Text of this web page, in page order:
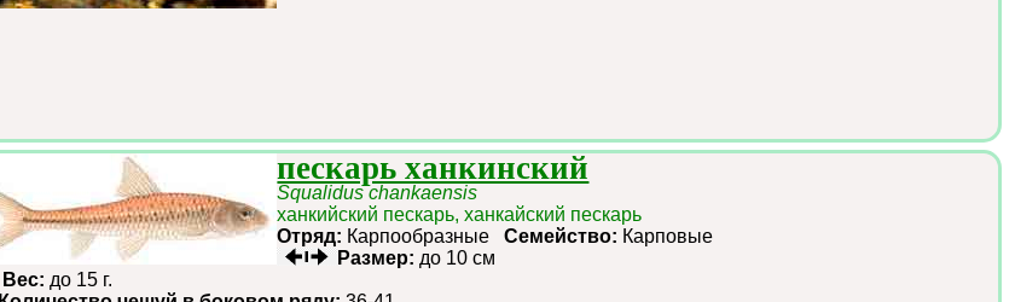
пескарь ханкинский
Squalidus chankaensis
ханкийский пескарь, ханкайский пескарь
Отряд: КарпообразныеСемейство: Карповые
Размер: до 10 см
Вес: до 15 г.